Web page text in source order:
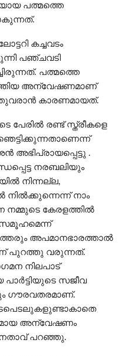
പത്മത്തെ
കച്ചവടം
പഞ്ചവടി
പത്മത്തെ
അന്വേഷണമാണ്
കാരണമായത്.
പേരില്‍ രണ്ട് സ്ത്രീകളെ
അഭിപ്രായപ്പെട്ടു .
നരബലിയും
നിന്നല്ല,
നാം
കേരളത്തില്‍
അപമാനഭാരത്താല്‍
പുറത്തു വരുന്നത്.
നിലപാട്
സജീവ
ഗൗരവതരമാണ്.
അന്വേഷണം
പറഞ്ഞു.